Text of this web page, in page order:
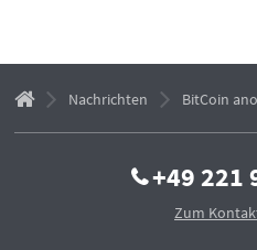
Nachrichten BitCoin
+49 221
Zum